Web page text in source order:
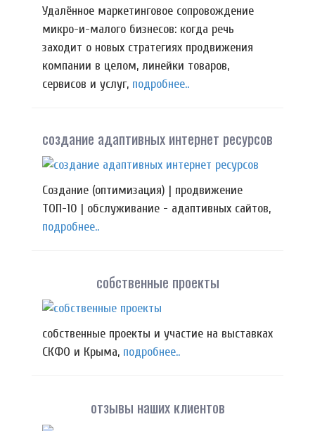
Удалённое маркетинговое сопровождение
микро-и-малого бизнесов: когда речь
заходит о новых стратегиях продвижения
компании в целом, линейки товаров,
сервисов и услуг, подробнее..
создание адаптивных интернет ресурсов
Создание (оптимизация) | продвижение
ТОП-10 | обслуживание - адаптивных сайтов,
подробнее..
собственные проекты
собственные проекты и участие на выставках
СКФО и Крыма, подробнее..
отзывы наших клиентов